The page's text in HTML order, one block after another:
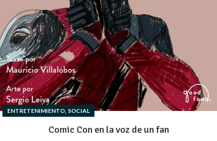
ENTRETENIMIENTO, SOCIAL
Comic Con en la voz de un fan